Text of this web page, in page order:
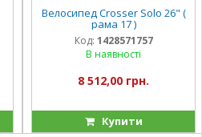
Велосипед Crosser Solo 26" (
рама 17 )
Код: 1428571757
В наявності
8 512,00 грн.
Купити